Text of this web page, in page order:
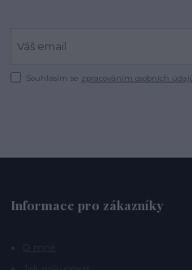
Souhlasím se zpracováním osobních údajů
Informace pro zákazníky